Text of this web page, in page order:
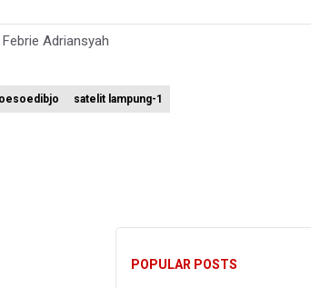
Adriansyah
Desalinasi Air Laut Menghadapi Ancaman El Nino
satelit lampung-1
POPULAR POSTS